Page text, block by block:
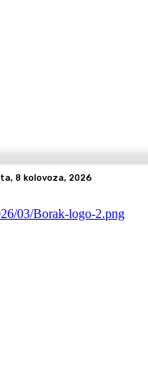
8 kolovoza, 2026